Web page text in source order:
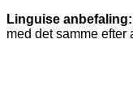
Linguise anbefaling:
med det samme efter